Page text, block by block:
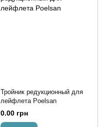
Тройник редукционный для
лейфлета Poelsan
0.00 грн